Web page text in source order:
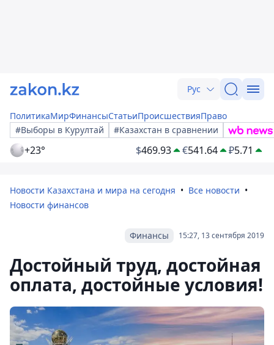
Рус
ПолитикаМирФинансыСтатьиПроисшествияПраво
#Выборы в Курултай
#Казахстан в сравнении
+23° $469.93 €541.64 ₽5.71
Новости Казахстана и мира на сегодня
Все новости
Новости финансов
15:27, 13 сентября 2019
Финансы
Достойный труд, достойная
оплата, достойные условия!